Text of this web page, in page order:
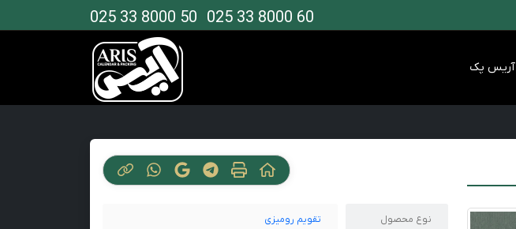
025 33 8000 60
025 33 8000 50
آریس پک
نوع محصول تقویم رومیزی